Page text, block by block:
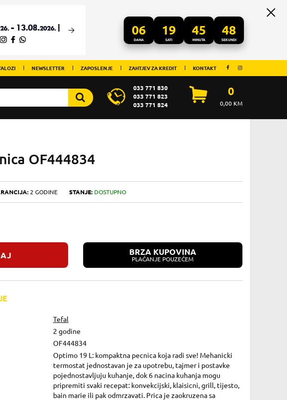
06
DANA
19
SATI
45
MINUTA
47
SEKUNDI
NEWSLETTER ZAPOSLENJE ZAHTJEV ZA KREDIT KONTAKT
033 771 830
033 771 823
033 771 824
0
0,00KM
OF444834
2 GODINE STANJE: DOSTUPNO
BRZA KUPOVINA
PLAĆANJE POUZEĆEM
Tefal
2 godine
OF444834
Optimo 19 L: kompaktna pecnica koja radi sve! Mehanicki
termostat jednostavan je za upotrebu, tajmer i postavke
pojednostavljuju kuhanje, dok 6 nacina kuhanja mogu
pripremiti svaki recepat: konvekcijski, klaisicni, grill, tijesto,
bain marie ili pak odmrzavati. Prica je zaokruzena sa